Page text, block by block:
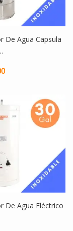
De Agua Capsula
De Agua Eléctrico